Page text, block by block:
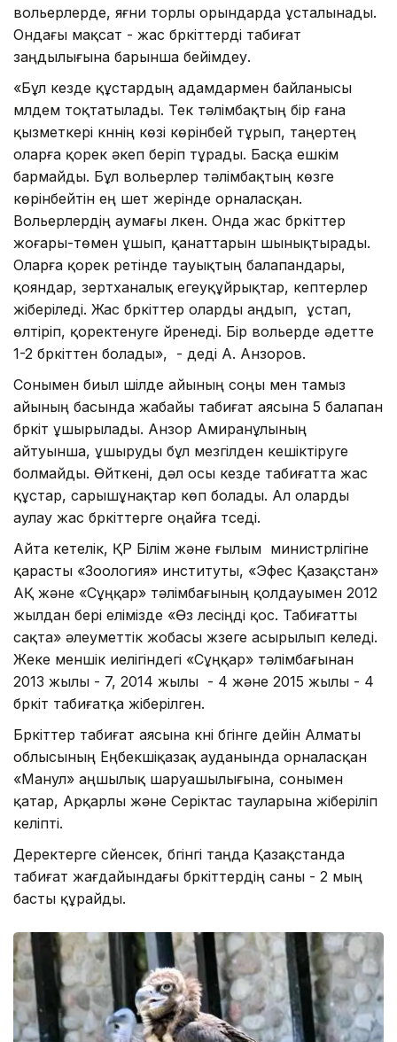
вольерлерде, яғни торлы орындарда ұсталынады.
Ондағы мақсат - жас бүркіттерді табиғат
заңдылығына барынша бейімдеу.
«Бұл кезде құстардың адамдармен байланысы
мүлдем тоқтатылады. Тек тәлімбақтың бір ғана
қызметкері күннің көзі көрінбей тұрып, таңертең
оларға қорек әкеп беріп тұрады. Басқа ешкім
бармайды. Бұл вольерлер тәлімбақтың көзге
көрінбейтін ең шет жерінде орналасқан.
Вольерлердің аумағы үлкен. Онда жас бүркіттер
жоғары-төмен ұшып, қанаттарын шынықтырады.
Оларға қорек ретінде тауықтың балапандары,
қояндар, зертханалық егеуқұйрықтар, кептерлер
жіберіледі. Жас бүркіттер оларды аңдып, ұстап,
өлтіріп, қоректенуге үйренеді. Бір вольерде әдетте
1-2 бүркіттен болады», - деді А. Анзоров.
Сонымен биыл шілде айының соңы мен тамыз
айының басында жабайы табиғат аясына 5 балапан
бүркіт ұшырылады. Анзор Амиранұлының
айтуынша, ұшыруды бұл мезгілден кешіктіруге
болмайды. Өйткені, дәл осы кезде табиғатта жас
құстар, сарышұнақтар көп болады. Ал оларды
аулау жас бүркіттерге оңайға түседі.
Айта кетелік, ҚР Білім және ғылым министрлігіне
қарасты «Зоология» институты, «Эфес Қазақстан»
АҚ және «Сұңқар» тәлімбағының қолдауымен 2012
жылдан бері елімізде «Өз үлесіңді қос. Табиғатты
сақта» әлеуметтік жобасы жүзеге асырылып келеді.
Жеке меншік иелігіндегі «Сұңқар» тәлімбағынан
2013 жылы - 7, 2014 жылы - 4 және 2015 жылы - 4
бүркіт табиғатқа жіберілген.
Бүркіттер табиғат аясына күні бүгінге дейін Алматы
облысының Еңбекшіқазақ ауданында орналасқан
«Манул» аңшылық шаруашылығына, сонымен
қатар, Арқарлы және Серіктас тауларына жіберіліп
келіпті.
Деректерге сүйенсек, бүгінгі таңда Қазақстанда
табиғат жағдайындағы бүркіттердің саны - 2 мың
басты құрайды.